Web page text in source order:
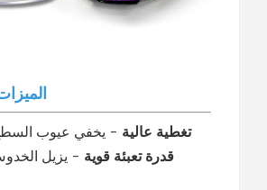
★
تغطية عالية - يخفي عيوب
قدرة تعبئة قوية - يزيل